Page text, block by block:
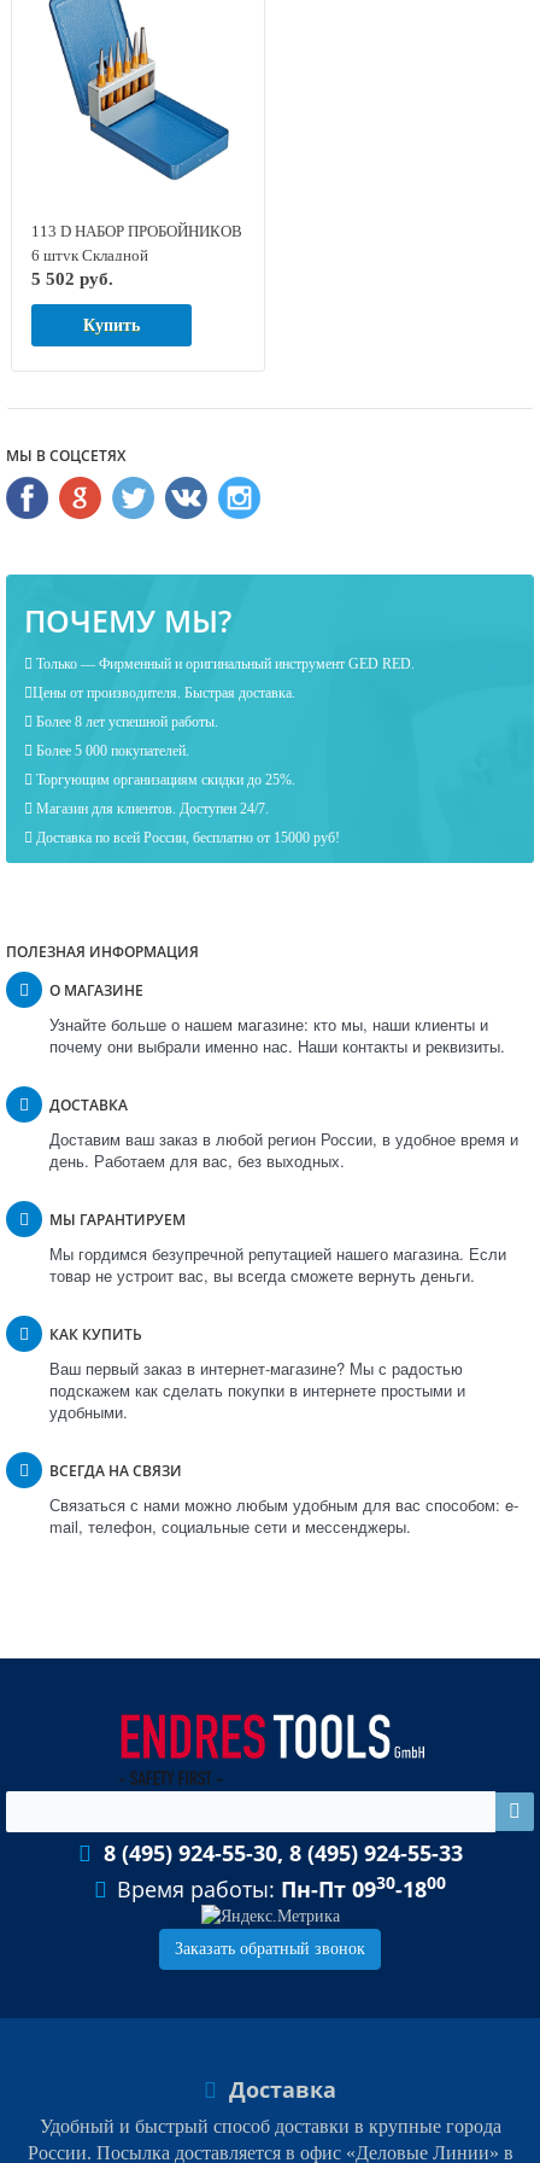
113 D НАБОР ПРОБОЙНИКОВ
6 штук Складной
металлический футляр GED
RED 8754060
5 502 руб.
Купить
МЫ В СОЦСЕТЯХ
ПОЧЕМУ МЫ?
Только — Фирменный и оригинальный инструмент GED RED.
Цены от производителя. Быстрая доставка.
Более 8 лет успешной работы.
Более 5 000 покупателей.
Торгующим организациям скидки до 25%.
Магазин для клиентов. Доступен 24/7.
Доставка по всей России, бесплатно от 15000 руб!
ПОЛЕЗНАЯ ИНФОРМАЦИЯ
О МАГАЗИНЕ
Узнайте больше о нашем магазине: кто мы, наши клиенты и
почему они выбрали именно нас. Наши контакты и реквизиты.
ДОСТАВКА
Доставим ваш заказ в любой регион России, в удобное время и
день. Работаем для вас, без выходных.
МЫ ГАРАНТИРУЕМ
Мы гордимся безупречной репутацией нашего магазина. Если
товар не устроит вас, вы всегда сможете вернуть деньги.
КАК КУПИТЬ
Ваш первый заказ в интернет-магазине? Мы с радостью
подскажем как сделать покупки в интернете простыми и
удобными.
ВСЕГДА НА СВЯЗИ
Связаться с нами можно любым удобным для вас способом: e-
mail, телефон, социальные сети и мессенджеры.
8 (495) 924-55-30, 8 (495) 924-55-33
Время работы: Пн-Пт 0930-1800
Заказать обратный звонок
Доставка
Удобный и быстрый способ доставки в крупные города
России. Посылка доставляется в офис «Деловые Линии» в